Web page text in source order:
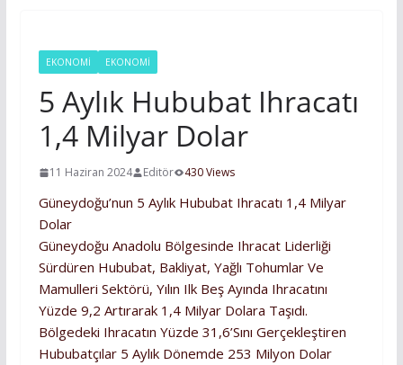
EKONOMİ EKONOMI
5 Aylık Hububat Ihracatı
1,4 Milyar Dolar
11 Haziran 2024 Editör 430 Views
Güneydoğu’nun 5 Aylık Hububat Ihracatı 1,4 Milyar
Dolar
Güneydoğu Anadolu Bölgesinde Ihracat Liderliği
Sürdüren Hububat, Bakliyat, Yağlı Tohumlar Ve
Mamulleri Sektörü, Yılın Ilk Beş Ayında Ihracatını
Yüzde 9,2 Artırarak 1,4 Milyar Dolara Taşıdı.
Bölgedeki Ihracatın Yüzde 31,6’sını Gerçekleştiren
Hububatçılar 5 Aylık Dönemde 253 Milyon Dolar